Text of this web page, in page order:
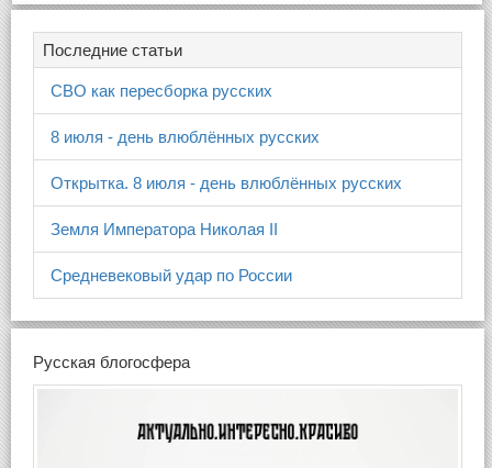
Последние статьи
СВО как пересборка русских
8 июля - день влюблённых русских
Открытка. 8 июля - день влюблённых русских
Земля Императора Николая II
Средневековый удар по России
Русская блогосфера